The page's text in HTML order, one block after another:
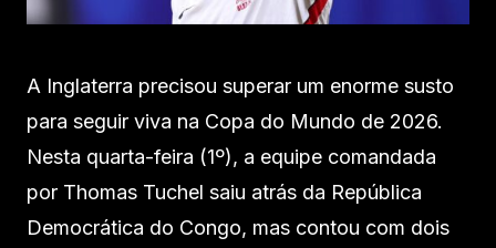
A Inglaterra precisou superar um enorme susto
para seguir viva na Copa do Mundo de 2026.
Nesta quarta-feira (1º), a equipe comandada
por Thomas Tuchel saiu atrás da República
Democrática do Congo, mas contou com dois